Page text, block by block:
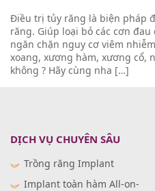
Điều trị tủy răng là biện pháp
răng. Giúp loại bỏ các cơn
ngăn chặn nguy cơ viêm
xoang, xương hàm, xương cổ,
không ? Hãy cùng nha […]
DỊCH VỤ CHUYÊN SÂU
Trồng răng Implant
Implant toàn hàm All-on-